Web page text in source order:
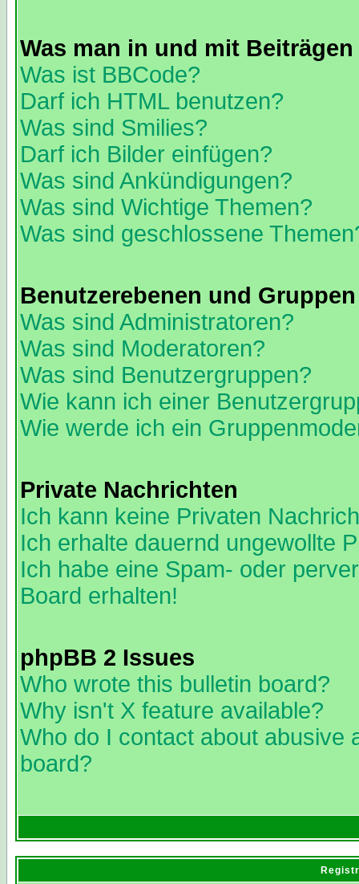
Was man in und mit
Was ist BBCode?
Darf ich HTML benutzen?
Was sind Smilies?
Darf ich Bilder einfügen?
Was sind Ankündigungen?
Was sind Wichtige Themen?
Was sind geschlossene
Benutzerebenen und Gruppen
Was sind Administratoren?
Was sind Moderatoren?
Was sind Benutzergruppen?
Wie kann ich einer
Wie werde ich ein
Private Nachrichten
Ich kann keine Privaten
Ich erhalte dauernd ungewollte
Ich habe eine Spam- oder
Board erhalten!
phpBB 2 Issues
Who wrote this bulletin board?
Why isn't X feature available?
Who do I contact about abusive
board?